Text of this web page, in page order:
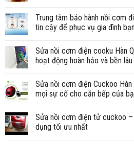
Trung tâm bảo hành nồi cơm
tin cậy để phục vụ gia đình bạn
Sửa nồi cơm điện cooku Hàn
hoạt động hoàn hảo và bền lâu
Sửa nồi cơm điện Cuckoo
mọi sự cố cho căn bếp của
Sửa nồi cơm điện tử cuckoo
dụng tối ưu nhất